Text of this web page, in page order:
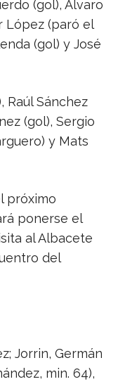
(gol), Álvaro
López (paró el
(gol) y José
Raúl Sánchez
(gol), Sergio
y Mats
próximo
ponerse el
al Albacete
del
Jorrin, Germán
min. 64),